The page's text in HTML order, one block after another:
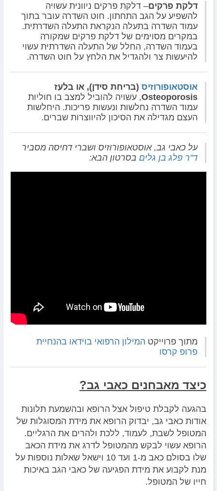
דלקת פרקים– דלקת פרקים ניוונית עשויה
להשפיע על הגב התחתון. חוט השדרה עובר בתוך
עמוד השדרה בתעלה הנקראת התעלה השדרתית.
במקרים מסוימים של דלקת פרקים שמקורה
בעמוד השדרה, החלל של התעלה השדרתית עשוי
להיעשות צר ולהגדיל את הלחץ על חוט השדרה.
אוסטאופורוזיס (בריחת סידן), או בלעז
Osteoporosis, עשויה להוביל למצב בו חוליות
עמוד השדרה נחלשות ונעשות פריכות. היחלשות
העצם מגדילה את הסיכון להיווצרות שברים.
על כאבי גב, אוסטאופורוזיס ושברי דחיסה מסביר
ד"ר פלג בן גלים בסרטון הבא:
מתוך פרוייקט המילון הרפואי בוידאו בהנחיית
פרופ קרסו
כיצד מאבחנים כאבי גב?
בהגעה לקבלת טיפול אצל הרופא ובהשמעת תלונות
אודות כאבי גב, יבדוק הרופא את מידת המסוגלות של
המטופל לשבת, לעמוד, ללכת ולהרים את הרגליים.
הרופא עשוי לבקש מהמטופל לדרג את מידת הכאב
שלו בסולם כאב מ-1 ועד 10 וישאל שאלות נוספות על
מנת לקבוע את מידת הפגיעה של כאבי הגב באיכות
חייו של המטופל.